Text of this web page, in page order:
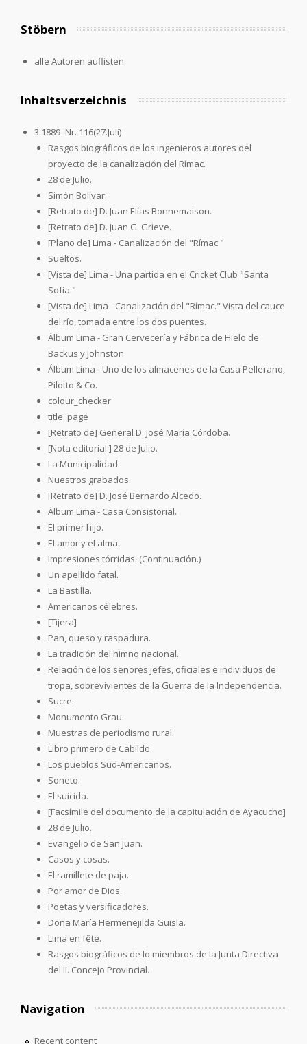
Stöbern
alle Autoren auflisten
Inhaltsverzeichnis
3.1889=Nr. 116(27.Juli)
Rasgos biográficos de los ingenieros autores del
proyecto de la canalización del Rímac.
28 de Julio.
Simón Bolívar.
[Retrato de] D. Juan Elías Bonnemaison.
[Retrato de] D. Juan G. Grieve.
[Plano de] Lima - Canalización del "Rímac."
Sueltos.
[Vista de] Lima - Una partida en el Cricket Club "Santa
Sofía."
[Vista de] Lima - Canalización del "Rímac." Vista del cauce
del río, tomada entre los dos puentes.
Álbum Lima - Gran Cervecería y Fábrica de Hielo de
Backus y Johnston.
Álbum Lima - Uno de los almacenes de la Casa Pellerano,
Pilotto & Co.
colour_checker
title_page
[Retrato de] General D. José María Córdoba.
[Nota editorial:] 28 de Julio.
La Municipalidad.
Nuestros grabados.
[Retrato de] D. José Bernardo Alcedo.
Álbum Lima - Casa Consistorial.
El primer hijo.
El amor y el alma.
Impresiones tórridas. (Continuación.)
Un apellido fatal.
La Bastilla.
Americanos célebres.
[Tijera]
Pan, queso y raspadura.
La tradición del himno nacional.
Relación de los señores jefes, oficiales e individuos de
tropa, sobrevivientes de la Guerra de la Independencia.
Sucre.
Monumento Grau.
Muestras de periodismo rural.
Libro primero de Cabildo.
Los pueblos Sud-Americanos.
Soneto.
El suicida.
[Facsímile del documento de la capitulación de Ayacucho]
28 de Julio.
Evangelio de San Juan.
Casos y cosas.
El ramillete de paja.
Por amor de Dios.
Poetas y versificadores.
Doña María Hermenejilda Guisla.
Lima en fête.
Rasgos biográficos de lo miembros de la Junta Directiva
del II. Concejo Provincial.
Navigation
Recent content